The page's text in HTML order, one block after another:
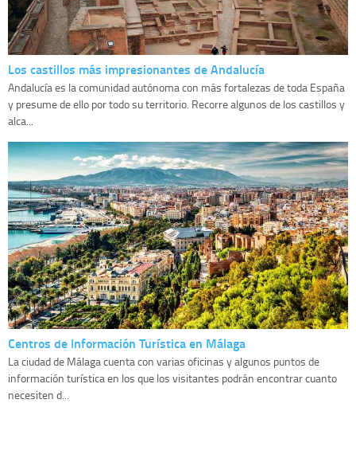
Los castillos más impresionantes de Andalucía
Andalucía es la comunidad autónoma con más fortalezas de toda España
y presume de ello por todo su territorio. Recorre algunos de los castillos y
alca...
Centros de Información Turística en Málaga
La ciudad de Málaga cuenta con varias oficinas y algunos puntos de
información turística en los que los visitantes podrán encontrar cuanto
necesiten d...